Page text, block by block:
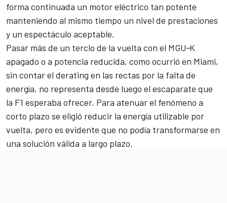
forma continuada un motor eléctrico tan potente
manteniendo al mismo tiempo un nivel de prestaciones
y un espectáculo aceptable.
Pasar más de un tercio de la vuelta con el MGU‑K
apagado o a potencia reducida, como ocurrió en Miami,
sin contar el derating en las rectas por la falta de
energía, no representa desde luego el escaparate que
la F1 esperaba ofrecer. Para atenuar el fenómeno a
corto plazo se eligió reducir la energía utilizable por
vuelta, pero es evidente que no podía transformarse en
una solución válida a largo plazo.